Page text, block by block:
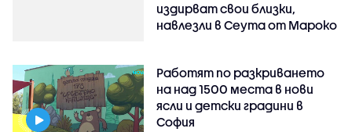
издирват свои близки,
навлезли в Сеута от Мароко
Работят по разкриването
на над 1500 места в нови
ясли и детски градини в
София